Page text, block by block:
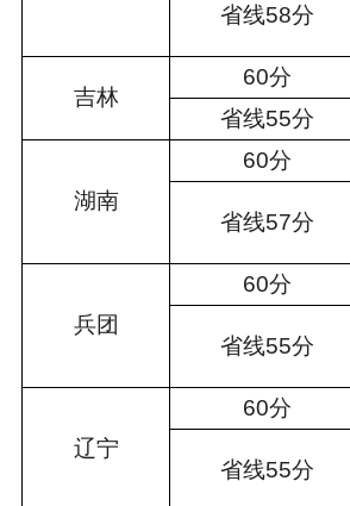
省线58分
吉林
60分
省线55分
湖南
60分
省线57分
兵团
60分
省线55分
辽宁
60分
省线55分